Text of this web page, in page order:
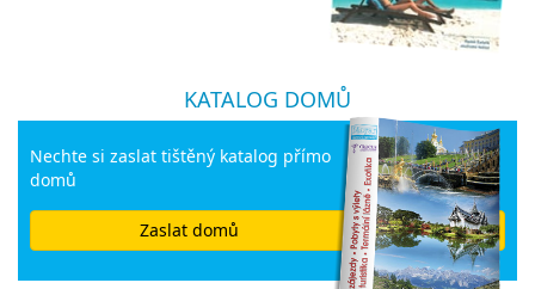
KATALOG DOMŮ
Nechte si zaslat tištěný katalog přímo
domů
Zaslat domů